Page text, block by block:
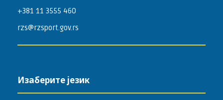
+381 11 3555 460
rzs@rzsport.gov.rs
Изаберите језик